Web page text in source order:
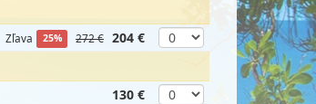
Zľava 25% 272 € 204 €
130 €